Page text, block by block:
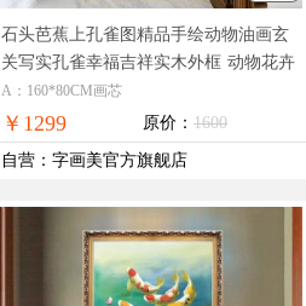
石头芭蕉上孔雀图精品手绘动物油画玄
关写实孔雀幸福吉祥实木外框 动物花卉
手绘油画孔雀图
A：160*80CM画芯
￥1299 原价： 1600
自营 ： 字画美官方旗舰店